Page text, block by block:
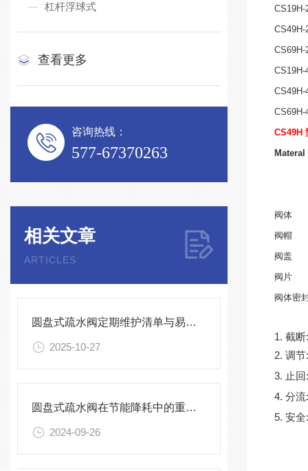
杠杆浮球式
查看更多
咨询热线：
577-67370263
相关文章
ARTICLES
圆盘式疏水阀定期维护清单与易损件更换周期
2025-10-27
圆盘式疏水阀在节能降耗中的重要性
2024-09-26
CS19H-
CS49H-
CS69H-
CS19H-
CS49H-
CS69H-
CS49H
阀体
阀帽
阀盖
阀片
阀体密
1. 截
2. 调
3. 止
4. 分
5. 安